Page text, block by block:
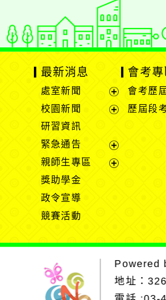
最新消息
處室新聞
展
單
校園新聞
選
單
研習資訊
緊急通告
展
親師生專區
獎助學金
政令宣導
競賽活動
會考專
會考歷
歷屆段
Powered
地址：